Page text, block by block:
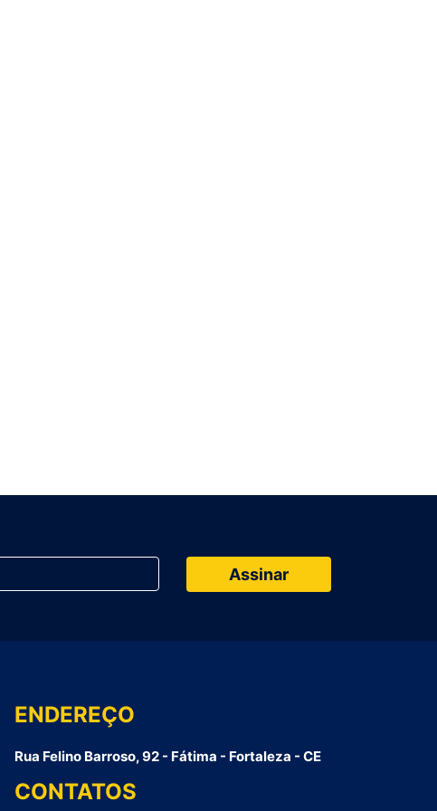
ENDEREÇO
Rua Felino Barroso, 92 - Fátima - Fortaleza - CE
CONTATOS